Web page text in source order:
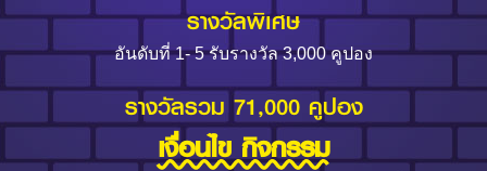
รางวัลพิเศษ
อันดับที่ 1- 5 รับรางวัล 3,000 คูปอง
รางวัลรวม 71,000 คูปอง
เงื่อนไข กิจกรรม